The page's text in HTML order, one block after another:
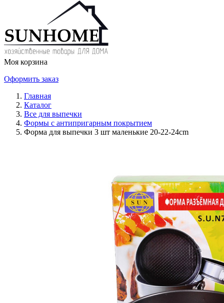
Моя корзина
Оформить заказ
Главная
Каталог
Все для выпечки
Формы с антипригарным покрытием
Форма для выпечки 3 шт маленькие 20-22-24cm